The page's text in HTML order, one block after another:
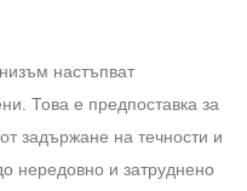
настъпват
Това е предпоставка за
задържане на течности и
нередовно и затруднено